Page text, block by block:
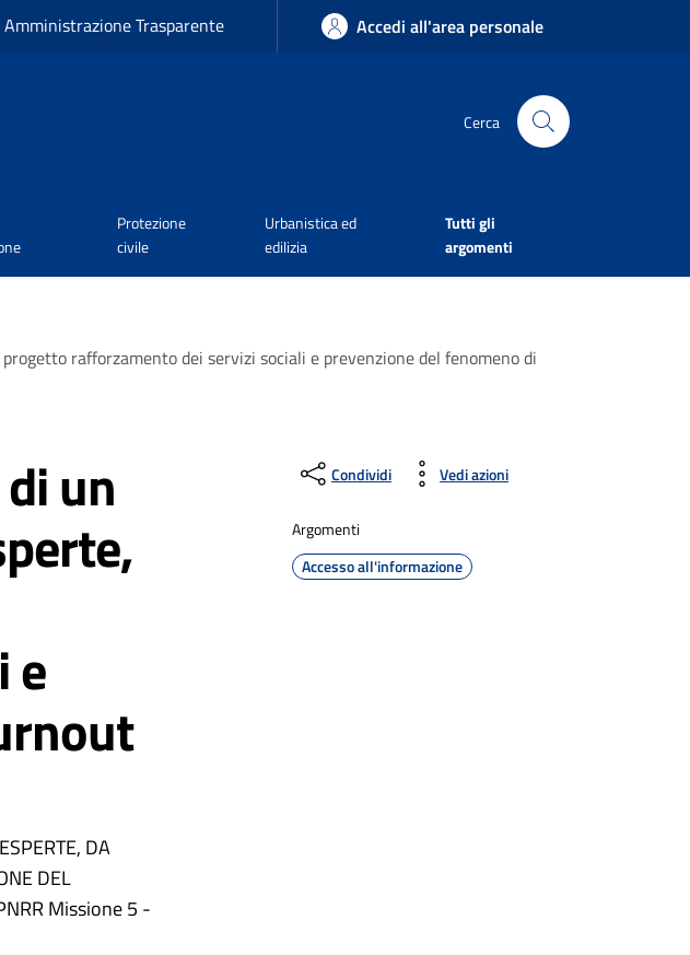
Amministrazione Trasparente Accedi all'area personale
Cerca
Protezione
civile
Urbanistica ed
edilizia
Tutti gli
argomenti
rafforzamento dei servizi sociali e prevenzione del fenomeno di
un
e
DA
DEL
Missione 5 -
Condividi Vedi azioni
Argomenti
Accesso all'informazione